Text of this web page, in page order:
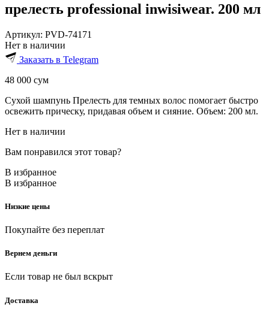
прелесть professional inwisiwear. 200 мл
Артикул: PVD-74171
Нет в наличии
Заказать в Telegram
48 000 сум
Сухой шампунь Прелесть для темных волос помогает быстро
освежить прическу, придавая объем и сияние. Объем: 200 мл.
Нет в наличии
Вам понравился этот товар?
В избранное
В избранное
Низкие цены
Покупайте без переплат
Вернем деньги
Если товар не был вскрыт
Доставка